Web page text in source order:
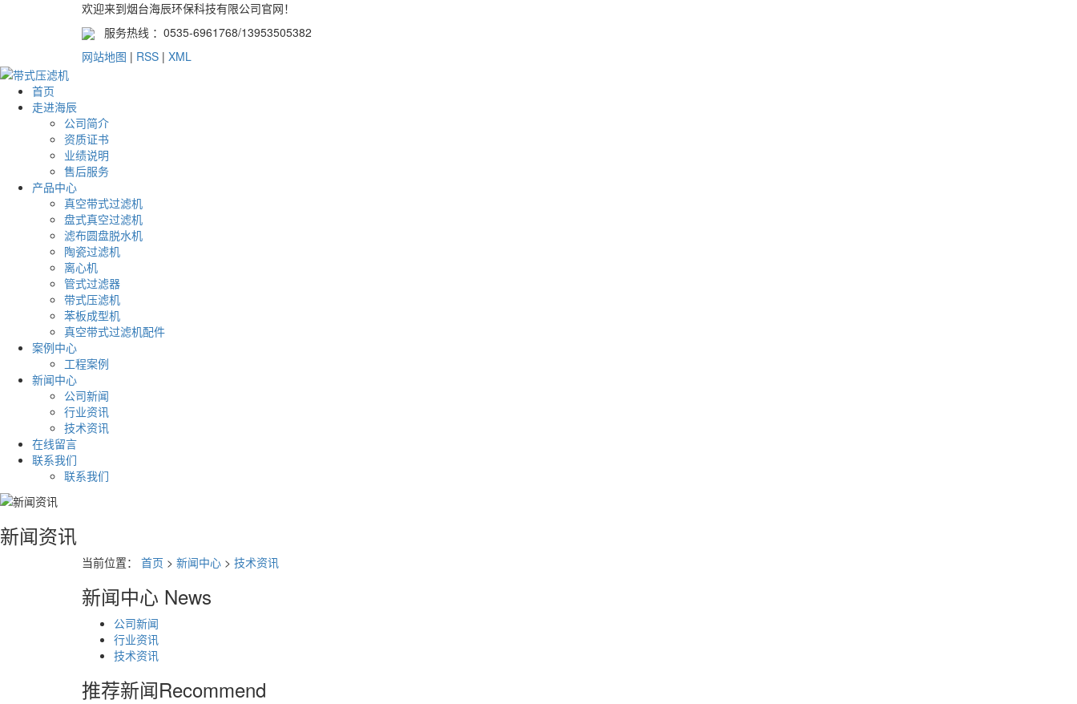
欢迎来到烟台海辰环保科技有限公司官网！
服务热线 ：0535-6961768/13953505382
网站地图 | RSS | XML
首页
走进海辰
公司简介
资质证书
业绩说明
售后服务
产品中心
真空带式过滤机
盘式真空过滤机
滤布圆盘脱水机
陶瓷过滤机
离心机
管式过滤器
带式压滤机
苯板成型机
真空带式过滤机配件
案例中心
工程案例
新闻中心
公司新闻
行业资讯
技术资讯
在线留言
联系我们
联系我们
新闻资讯
当前位置： 首页 > 新闻中心 > 技术资讯
新闻中心 News
公司新闻
行业资讯
技术资讯
推荐新闻Recommend